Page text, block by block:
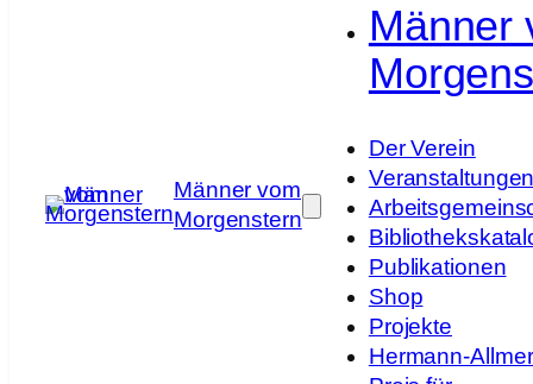
Männer vom
Morgenstern
Männer
Der Verein
Publikationen
Shop
Projekte
Hermann-